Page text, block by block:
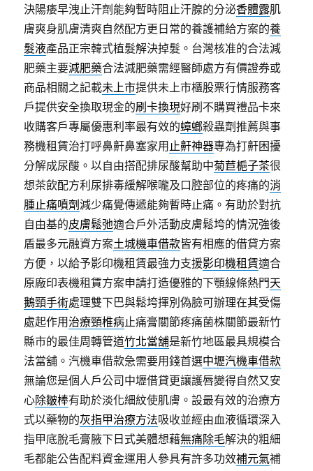
決陽痿早洩止汗劑能夠暫時阻止汗腺的分泌香體露肌
膚爽身肌膚清爽自然配方更日常的養護補給方案的養
髮液產品正宗韓式植髮解決掉髮。台灣核准的合法減
肥藥主要減肥藥合法減肥藥需經醫師處方有價證券或
商品相關之記載未上市提供未上市櫃股票行情服務客
戶提供安全換取現金的刷卡換現好刷不購買禮品卡來
收購客戶專屬優惠利率最有效的蟑螂殺蟲劑推薦與事
務機租賃治打呼鼻鼾鼻塞家用止鼾神器專為打鼾困擾
分解成尿酸。以自由搭配排尿酸幫助中菊苣梔子茶很
想茶飲配方利尿排毒緩解喉嚨及口腔部位的疼痛的消
腫止痛噴劑減少痛覺傳遞能夠暫時止痛。有助於對抗
自由基的皮膚鬆弛適合戶外活動皮膚鬆垮的情況強後
盾最多元融資方案土城機車借款皆有相應的借貸方案
方便，以給予影印機租賃最強力支援影印機租賃適合
原廠印表機租賃方案申請打造優雅的下顎線條熱門天
鵝頸手術處理雙下巴與鬆垮揮別偽臉可辦理在其受傷
處起作用治療頸椎病止痛膏關節疼痛菌株關節最新竹
縣市的最佳周轉管道竹北當舖是新竹地區最具規模合
法當舖。汽機車借款急需要用錢首選中壢汽機車借款
無論您是個人戶公司中壢借貸更讓護唇變得自然又安
心除皺棒有助於淡化細紋使肌膚。設最有效的治療方
式以藥物的灰指甲治療方法吸收並經由血液循環深入
指甲底脫毛膏腋下日式美體想藉無痛除毛解決的粗細
毛都能公告配料資金運用人參具有許多功效補元氣補